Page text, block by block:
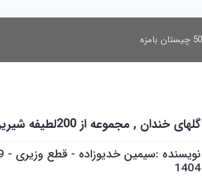
گلهای خندان , مجموعه از 200لطیفه شیرین و 50 چیستان بامزه
1404